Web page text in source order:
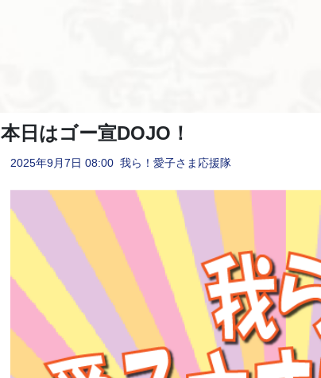
本日はゴー宣DOJO！
2025年9月7日 08:00 我ら！愛子さま応援隊